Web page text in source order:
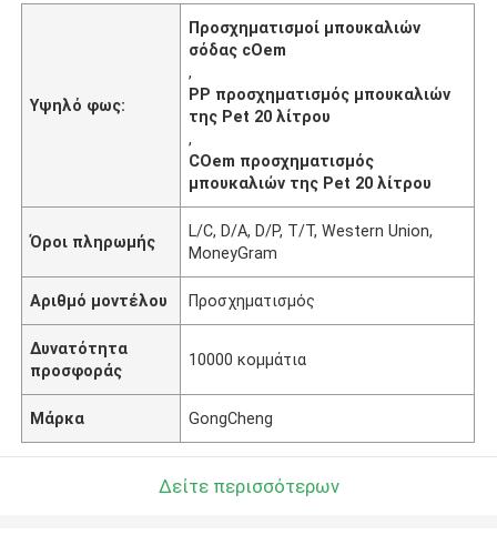
Υψηλό φως:
Προσχηματισμοί μπουκαλιών
σόδας cOem
,
PP προσχηματισμός μπουκαλιών
της Pet 20 λίτρου
,
COem προσχηματισμός
μπουκαλιών της Pet 20 λίτρου
Όροι πληρωμής
L/C, D/A, D/P, T/T, Western Union,
MoneyGram
Αριθμό μοντέλου Προσχηματισμός
Δυνατότητα
προσφοράς
10000 κομμάτια
Μάρκα GongCheng
Δείτε περισσότερων